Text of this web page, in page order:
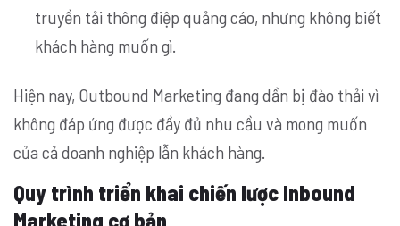
truyền tải thông điệp quảng cáo, nhưng không biết
khách hàng muốn gì.
Hiện nay, Outbound Marketing đang dần bị đào thải vì
không đáp ứng được đầy đủ nhu cầu và mong muốn
của cả doanh nghiệp lẫn khách hàng.
Quy trình triển khai chiến lược Inbound
Marketing cơ bản